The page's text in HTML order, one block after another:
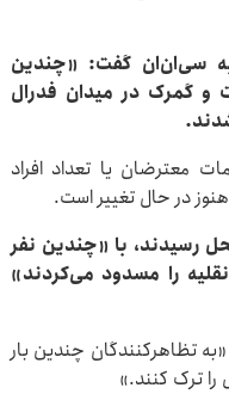
سی‌ان‌ان گفت: «چندین
و گمرک در میدان فدرال
معترضان یا تعداد افراد
در حال تغییر است.
رسیدند، با «چندین نفر
را مسدود می‌کردند»
تظاهرکنندگان چندین بار
ترک کنند.»